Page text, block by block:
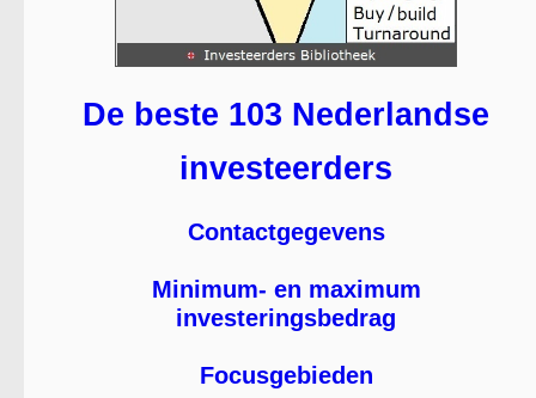
De beste 103 Nederlandse
investeerders
Contactgegevens
Minimum- en maximum
investeringsbedrag
Focusgebieden